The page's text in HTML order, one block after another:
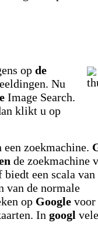
op de
Nu
Image Search.
klikt u op
zoekmachine.
de zoekmachine
een scala van
van de normale
op Googlevoor
In googl